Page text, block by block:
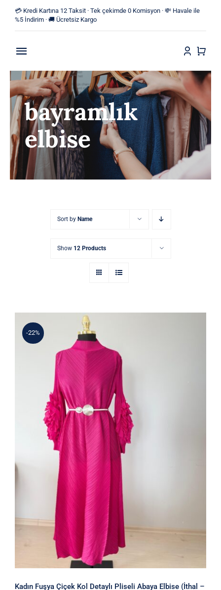
content
💳 Kredi Kartına 12 Taksit · Tek çekimde 0 Komisyon · 💸 Havale ile
%5 İndirim · 🚚 Ücretsiz Kargo
Toggle
Navigation
Anasayfa
Mağaza
Yeni Ürünler
Kategoriler
bayramlık
elbise
Sort by Name
Show 12 Products
-22%
Kadın Fuşya Çiçek Kol Detaylı Pliseli
Abaya Elbise (İthal – A Kalite)
Kadın Fuşya Çiçek Kol Detaylı Pliseli Abaya Elbise (İthal –